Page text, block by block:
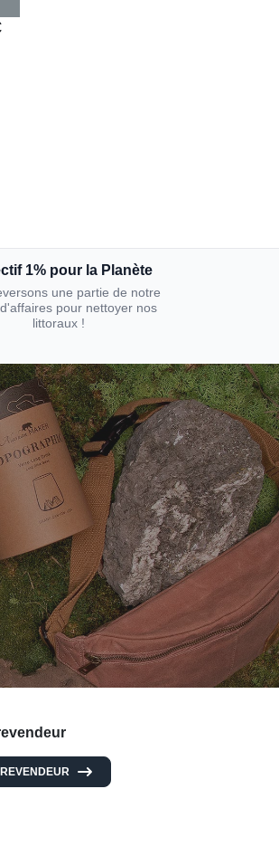
1% pour la Planète
une partie de notre
pour nettoyer nos
littoraux !